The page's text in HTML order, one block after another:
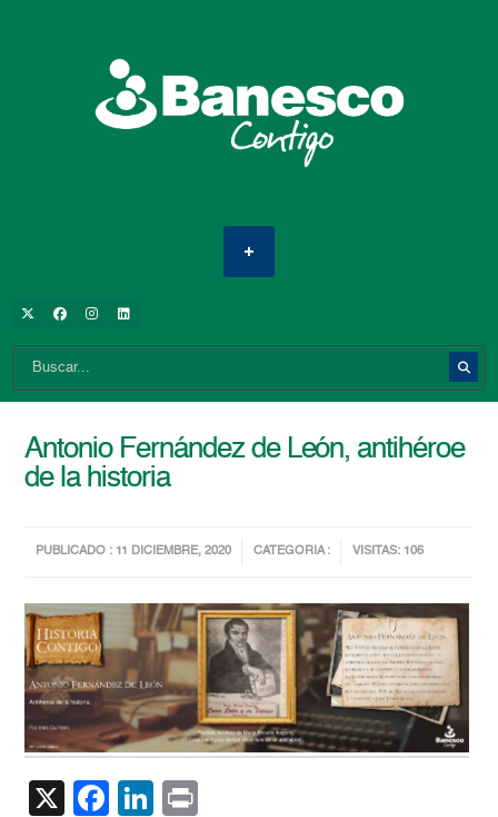
Antonio Fernández de León, antihéroe
de la historia
PUBLICADO : 11 DICIEMBRE, 2020 CATEGORIA : VISITAS: 106
X Facebook
LinkedIn